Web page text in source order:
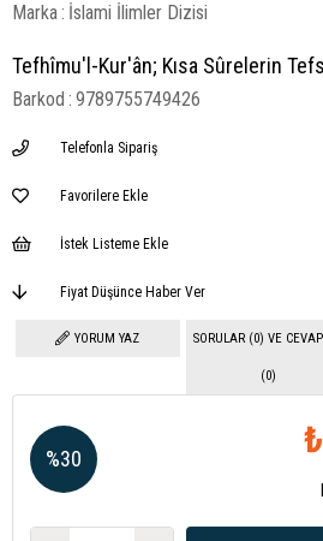
Marka: İslami İlimler Dizisi
Tefhîmu'l-Kur'ân; Kısa Sûrelerin
Barkod : 9789755749426
Telefonla Sipariş
Favorilere Ekle
İstek Listeme Ekle
Fiyat Düşünce Haber Ver
YORUM YAZ SORULAR (0) VE
(0)
%30
İndirim